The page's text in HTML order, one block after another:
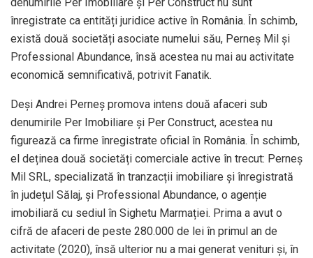
înregistrate ca entități juridice active în România. În schimb,
există două societăți asociate numelui său, Perneș Mil și
Professional Abundance, însă acestea nu mai au activitate
economică semnificativă, potrivit Fanatik.
Deși Andrei Perneș promova intens două afaceri sub
denumirile Per Imobiliare și Per Construct, acestea nu
figurează ca firme înregistrate oficial în România. În schimb,
el deținea două societăți comerciale active în trecut: Perneș
Mil SRL, specializată în tranzacții imobiliare și înregistrată
în județul Sălaj, și Professional Abundance, o agenție
imobiliară cu sediul în Sighetu Marmației. Prima a avut o
cifră de afaceri de peste 280.000 de lei în primul an de
activitate (2020), însă ulterior nu a mai generat venituri și, în